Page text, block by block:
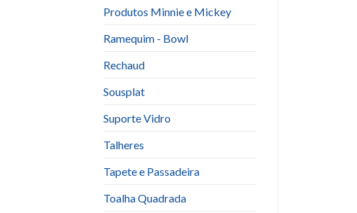
Produtos Minnie e Mickey
Ramequim - Bowl
Rechaud
Sousplat
Suporte Vidro
Talheres
Tapete e Passadeira
Toalha Quadrada